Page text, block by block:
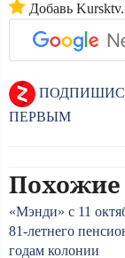
Добавь
ПЕРВЫМ
Похожие
«Мэнди» с 11
81-летнего
годам колонии